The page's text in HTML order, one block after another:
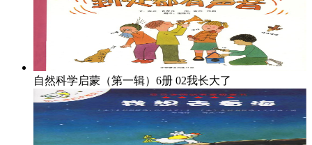
自然科学启蒙（第一辑）6册 02我长大了